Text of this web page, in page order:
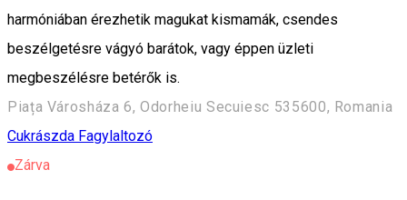
harmóniában érezhetik magukat kismamák, csendes
beszélgetésre vágyó barátok, vagy éppen üzleti
megbeszélésre betérők is.
Piața Városháza 6, Odorheiu Secuiesc 535600, Romania
Cukrászda Fagylaltozó
Zárva